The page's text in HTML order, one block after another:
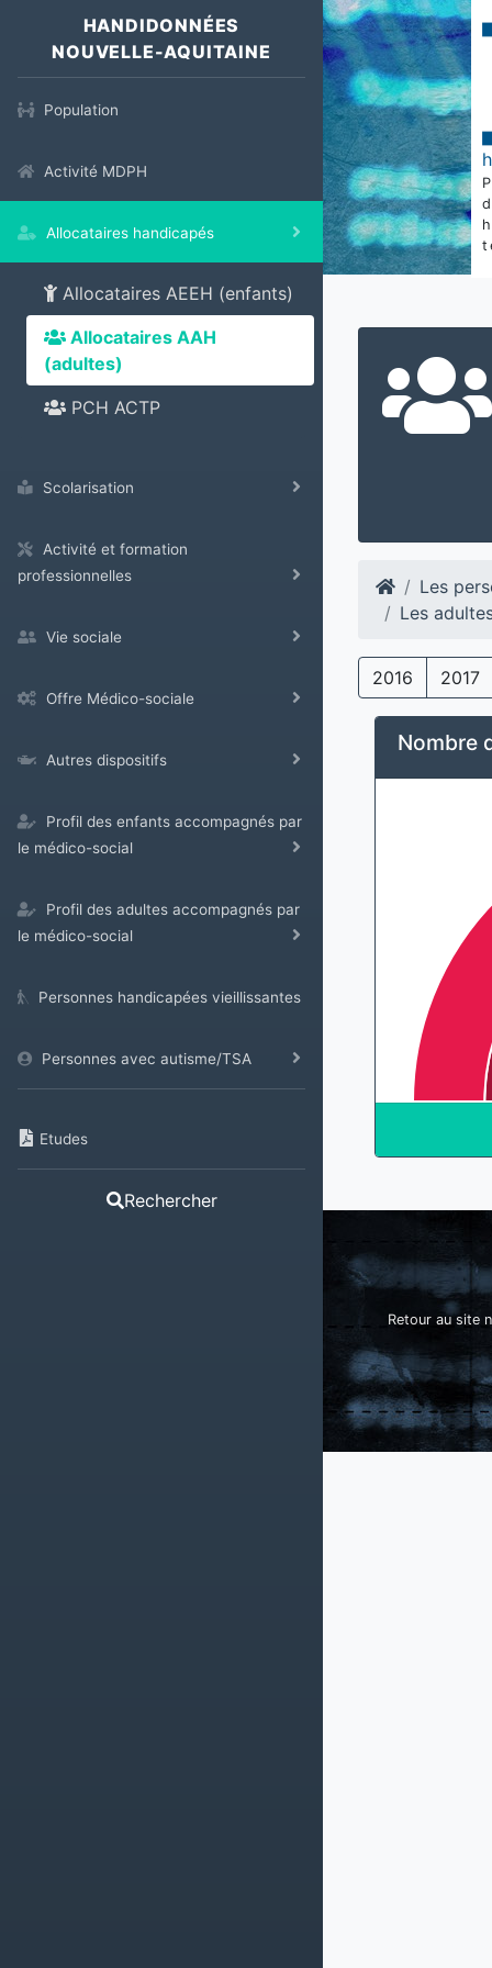
HANDIDONNÉES
NOUVELLE-AQUITAINE
Population
Activité MDPH
Allocataires handicapés
Allocataires AEEH (enfants)
Allocataires AAH
(adultes)
PCH ACTP
Scolarisation
Activité et formation
professionnelles
Vie sociale
Offre Médico-sociale
Autres dispositifs
Profil des enfants accompagnés par
le médico-social
Profil des adultes accompagnés par
le médico-social
Personnes handicapées vieillissantes
Personnes avec autisme/TSA
Etudes
Rechercher
Les
Les
2016 2017
Nombre
Retour au site